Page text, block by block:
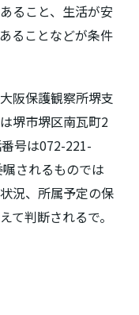
ること、生活が安
ることなどが条件
阪保護観察所堺支
堺市堺区南瓦町2
号は072-221-
されるものでは
況、所属予定の保
て判断されるで。